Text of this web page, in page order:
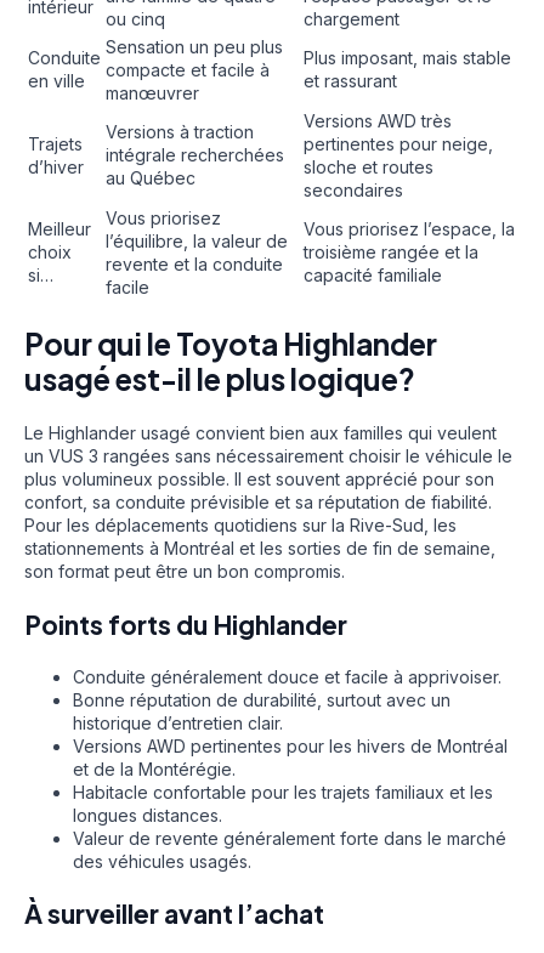
intérieur
ou cinq
chargement
Conduite
en ville
Sensation un peu plus
compacte et facile à
manœuvrer
Plus imposant, mais stable
et rassurant
Trajets
d’hiver
Versions à traction
intégrale recherchées
au Québec
Versions AWD très
pertinentes pour neige,
sloche et routes
secondaires
Meilleur
choix
si…
Vous priorisez
l’équilibre, la valeur de
revente et la conduite
facile
Vous priorisez l’espace, la
troisième rangée et la
capacité familiale
Pour qui le Toyota Highlander
usagé est-il le plus logique?
Le Highlander usagé convient bien aux familles qui veulent
un VUS 3 rangées sans nécessairement choisir le véhicule le
plus volumineux possible. Il est souvent apprécié pour son
confort, sa conduite prévisible et sa réputation de fiabilité.
Pour les déplacements quotidiens sur la Rive-Sud, les
stationnements à Montréal et les sorties de fin de semaine,
son format peut être un bon compromis.
Points forts du Highlander
Conduite généralement douce et facile à apprivoiser.
Bonne réputation de durabilité, surtout avec un
historique d’entretien clair.
Versions AWD pertinentes pour les hivers de Montréal
et de la Montérégie.
Habitacle confortable pour les trajets familiaux et les
longues distances.
Valeur de revente généralement forte dans le marché
des véhicules usagés.
À surveiller avant l’achat